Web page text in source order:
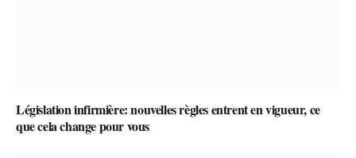
Législation infirmière: nouvelles règles entrent en vigueur, ce
que cela change pour vous